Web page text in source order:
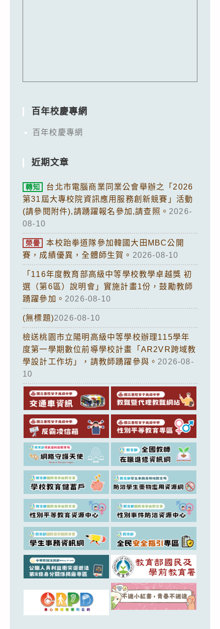
百年校慶專網
百年校慶專網
近期文章
轉知
台北市電腦商業同業公會舉辦之「2026
第31屆大專校院資訊應用服務創新競賽」活動
(請參閱附件),請踴躍報名參加,請查照。 2026-
08-10
榮譽
本校跆拳道隊參加韓國大田MBC公開
賽，成績優異，全體師生賀。 2026-08-10
「116年度教育部高級中等學校教學卓越獎 初
選（第6區）說明會」實施計畫1份，鼓勵教師
踴躍參加。 2026-08-10
(無標題)2026-08-10
檢送桃園市立陽明高級中等學校辦理115學年
度第一學期數位前導學校計畫「AR2VR跨域教
學設計工作坊」，請教師踴躍參與。 2026-08-
10